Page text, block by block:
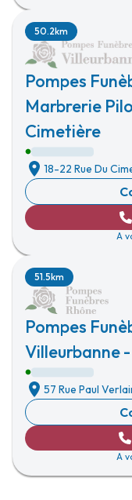
Pompes
Marbrerie
Cimetière
50.2km
18-22 Rue Du
A
Pompes
Villeurbanne
51.5km
57 Rue Paul
A